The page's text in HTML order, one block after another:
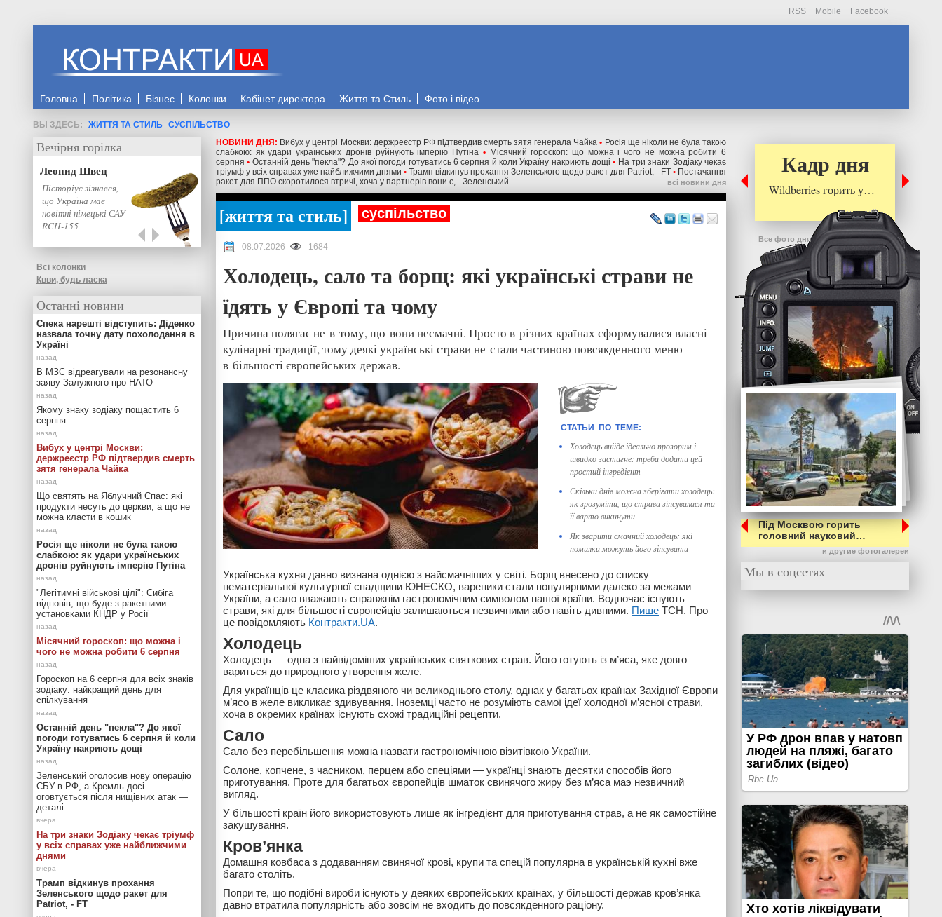
RSS Mobile Facebook
Головна Політика Бізнес Колонки Кабінет директора Життя та Стиль Фото і відео
ЖИТТЯ ТА СТИЛЬ СУСПІЛЬСТВО
НОВИНИ ДНЯ: Вибух у центрі Москви: держреєстр РФ підтвердив смерть зятя генерала Чайка • Росія ще ніколи не була такою
слабкою: як удари українських дронів руйнують імперію Путіна • Місячний гороскоп: що можна і чого не можна робити 6
серпня • Останній день "пекла"? До якої погоди готуватись 6 серпня й коли Україну накриють дощі • На три знаки Зодіаку чекає
тріумф у всіх справах уже найближчими днями • Трамп відкинув прохання Зеленського щодо ракет для Patriot, - FT • Постачання
ракет для ППО скоротилося втричі, хоча у партнерів вони є, - Зеленський
всі новини дня
життя та стиль суспільство
08.07.2026 1684
Холодець, сало та борщ: які українські страви не
їдять у Європі та чому
Причина полягає не в тому, що вони несмачні. Просто в різних країнах сформувалися власні
кулінарні традиції, тому деякі українські страви не стали частиною повсякденного меню
в більшості європейських держав.
Холодець вийде ідеально прозорим і
швидко застигне: треба додати цей
простий інгредієнт
Скільки днів можна зберігати холодець:
як зрозуміти, що страва зіпсувалася та
її варто викинути
Як зварити смачний холодець: які
помилки можуть його зіпсувати
Українська кухня давно визнана однією з найсмачніших у світі. Борщ внесено до списку
нематеріальної культурної спадщини ЮНЕСКО, вареники стали популярними далеко за межами
України, а сало вважають справжнім гастрономічним символом нашої країни. Водночас існують
страви, які для більшості європейців залишаються незвичними або навіть дивними. Пише ТСН. Про
це повідомляють Контракти.UA.
Холодець
Холодець — одна з найвідоміших українських святкових страв. Його готують із м’яса, яке довго
вариться до природного утворення желе.
Для українців це класика різдвяного чи великоднього столу, однак у багатьох країнах Західної Європи
м’ясо в желе викликає здивування. Іноземці часто не розуміють самої ідеї холодної м’ясної страви,
хоча в окремих країнах існують схожі традиційні рецепти.
Сало
Сало без перебільшення можна назвати гастрономічною візитівкою України.
Солоне, копчене, з часником, перцем або спеціями — українці знають десятки способів його
приготування. Проте для багатьох європейців шматок свинячого жиру без м’яса маэ незвичний
вигляд.
У більшості країн його використовують лише як інгредієнт для приготування страв, а не як самостійне
закушування.
Кров’янка
Домашня ковбаса з додаванням свинячої крові, крупи та спецій популярна в українській кухні вже
багато століть.
Попри те, що подібні вироби існують у деяких європейських країнах, у більшості держав кров’янка
давно втратила популярність або зовсім не входить до повсякденного раціону.
Вечірня горілка
Леонид Швец
Пісторіус зізнався,
що Україна має
новітні німецькі САУ
RCH-155
Всі колонки
Квви, будь ласка
Останні новини
Спека нарешті відступить: Діденко
назвала точну дату похолодання в
Україні
В МЗС відреагували на резонансну
заяву Залужного про НАТО
Якому знаку зодіаку пощастить 6
серпня
Вибух у центрі Москви:
держреєстр РФ підтвердив смерть
зятя генерала Чайка
Що святять на Яблучний Спас: які
продукти несуть до церкви, а що не
можна класти в кошик
Росія ще ніколи не була такою
слабкою: як удари українських
дронів руйнують імперію Путіна
"Легітимні військові цілі": Сибіга
відповів, що буде з ракетними
установками КНДР у Росії
Місячний гороскоп: що можна і
чого не можна робити 6 серпня
Гороскоп на 6 серпня для всіх знаків
зодіаку: найкращий день для
спілкування
Останній день "пекла"? До якої
погоди готуватись 6 серпня й коли
Україну накриють дощі
Зеленський оголосив нову операцію
СБУ в РФ, а Кремль досі
оговтується після нищівних атак —
деталі
На три знаки Зодіаку чекає тріумф
у всіх справах уже найближчими
днями
Трамп відкинув прохання
Зеленського щодо ракет для
Patriot, - FT
Кадр дня
Wildberries горить у…
Все фото дня
Під Москвою горить
головний науковий…
и другие фотогалереи
Мы в соцсетях